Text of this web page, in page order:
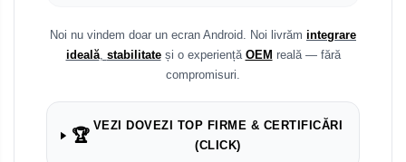
Noi nu vindem doar un ecran Android. Noi livrăm integrare
ideală, stabilitateși o experiență OEM reală — fără
compromisuri.
🏆
VEZI DOVEZI TOP FIRME & CERTIFICĂRI
(CLICK)